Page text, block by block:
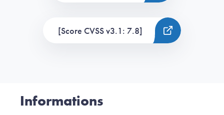
[Score CVSS v3.1: 7.8]
Informations